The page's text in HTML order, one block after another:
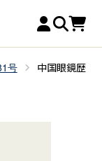
号
中国眼鏡歴